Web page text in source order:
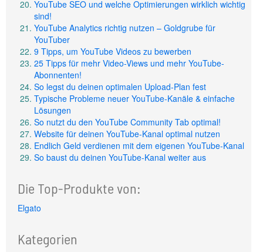
YouTube SEO und welche Optimierungen wirklich wichtig
sind!
YouTube Analytics richtig nutzen – Goldgrube für
YouTuber
9 Tipps, um YouTube Videos zu bewerben
25 Tipps für mehr Video-Views und mehr YouTube-
Abonnenten!
So legst du deinen optimalen Upload-Plan fest
Typische Probleme neuer YouTube-Kanäle & einfache
Lösungen
So nutzt du den YouTube Community Tab optimal!
Website für deinen YouTube-Kanal optimal nutzen
Endlich Geld verdienen mit dem eigenen YouTube-Kanal
So baust du deinen YouTube-Kanal weiter aus
Die Top-Produkte von:
Elgato
Kategorien